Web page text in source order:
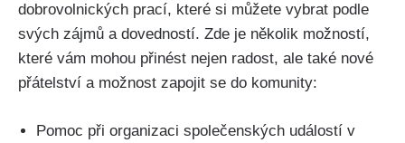
dobrovolnických ⁣prací, které si můžete vybrat podle
svých zájmů a dovedností. Zde je několik možností,
které vám mohou přinést nejen ⁤radost, ale také nové
přátelství ‌a možnost zapojit se ⁢do‍ komunity:
Pomoc při organizaci společenských událostí v‍